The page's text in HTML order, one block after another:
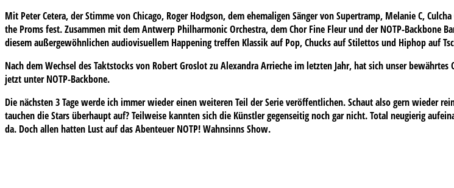
Mit Peter Cetera, der Stimme von Chicago, Roger Hodgson, dem ehemaligen Sänger von Supertramp, Melanie C,
the Proms fest. Zusammen mit dem Antwerp Philharmonic Orchestra, dem Chor Fine Fleur und der NOTP-Backbone
diesem außergewöhnlichen audiovisuellem Happening treffen Klassik auf Pop, Chucks auf Stilettos und Hiphop auf
Nach dem Wechsel des Taktstocks von Robert Groslot zu Alexandra Arrieche im letzten Jahr, hat sich unser
jetzt unter NOTP-Backbone.
Die nächsten 3 Tage werde ich immer wieder einen weiteren Teil der Serie veröffentlichen. Schaut also gern wieder
tauchen die Stars überhaupt auf? Teilweise kannten sich die Künstler gegenseitig noch gar nicht. Total neugierig
da. Doch allen hatten Lust auf das Abenteuer NOTP! Wahnsinns Show.